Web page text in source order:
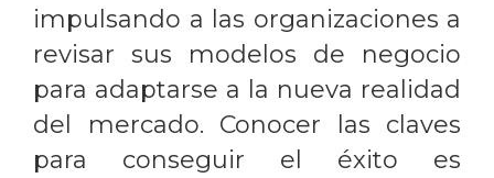
impulsando a las organizaciones a
revisar sus modelos de negocio
para adaptarse a la nueva realidad
del mercado. Conocer las claves
para conseguir el éxito es